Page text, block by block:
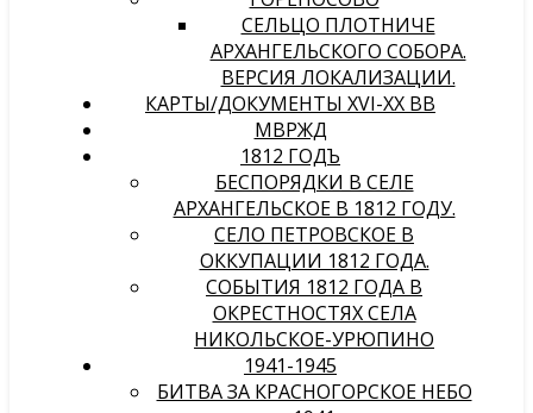
СЕЛЬЦО ПЛОТНИЧЕ
АРХАНГЕЛЬСКОГО СОБОРА.
ВЕРСИЯ ЛОКАЛИЗАЦИИ.
КАРТЫ/ДОКУМЕНТЫ XVI-XX ВВ
МВРЖД
1812 ГОДЪ
БЕСПОРЯДКИ В СЕЛЕ
АРХАНГЕЛЬСКОЕ В 1812 ГОДУ.
СЕЛО ПЕТРОВСКОЕ В
ОККУПАЦИИ 1812 ГОДА.
СОБЫТИЯ 1812 ГОДА В
ОКРЕСТНОСТЯХ СЕЛА
НИКОЛЬСКОЕ-УРЮПИНО
1941-1945
БИТВА ЗА КРАСНОГОРСКОЕ НЕБО